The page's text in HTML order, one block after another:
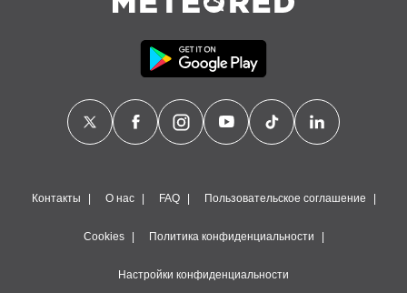
Контакты О нас FAQ Пользовательское соглашение
Cookies Политика конфиденциальности
Настройки конфиденциальности